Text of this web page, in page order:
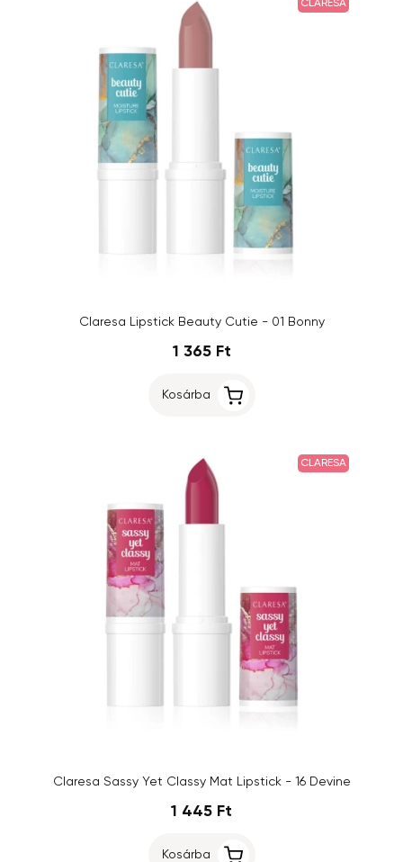
CLARESA
Claresa Lipstick Beauty Cutie - 01 Bonny
1 365 Ft
Kosárba
CLARESA
Claresa Sassy Yet Classy Mat Lipstick - 16 Devine
1 445 Ft
Kosárba